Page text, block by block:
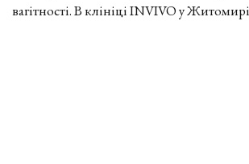
вагітності. В клініці INVIVO у